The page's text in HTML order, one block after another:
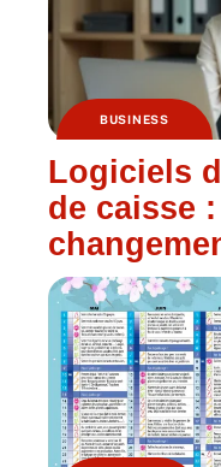
BUSINESS
Logiciels
de caisse